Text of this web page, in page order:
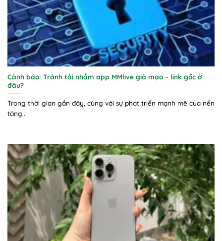
Cảnh báo: Tránh tải nhầm app MMlive giả mạo – link gốc ở
đâu?
Trong thời gian gần đây, cùng với sự phát triển mạnh mẽ của nền
tảng...